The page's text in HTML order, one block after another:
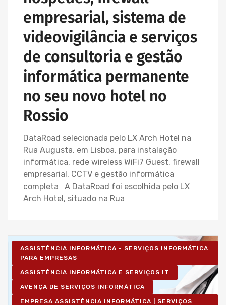
empresarial, sistema de
videovigilância e serviços
de consultoria e gestão
informática permanente
no seu novo hotel no
Rossio
DataRoad selecionada pelo LX Arch Hotel na
Rua Augusta, em Lisboa, para instalação
informática, rede wireless WiFi7 Guest, firewall
empresarial, CCTV e gestão informática
completa A DataRoad foi escolhida pelo LX
Arch Hotel, situado na Rua
ASSISTÊNCIA INFORMÁTICA - SERVIÇOS INFORMÁTICA
PARA EMPRESAS
ASSISTÊNCIA INFORMÁTICA E SERVIÇOS IT
AVENÇA DE SERVIÇOS INFORMÁTICA
EMPRESA ASSISTÊNCIA INFORMÁTICA | SERVIÇOS